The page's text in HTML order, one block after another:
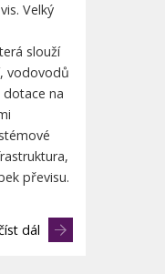
Velký
slouží
vodovodů
na
převisu.
dál